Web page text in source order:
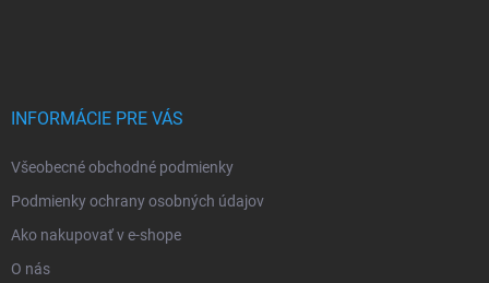
INFORMÁCIE PRE VÁS
Všeobecné obchodné podmienky
Podmienky ochrany osobných údajov
Ako nakupovať v e-shope
O nás